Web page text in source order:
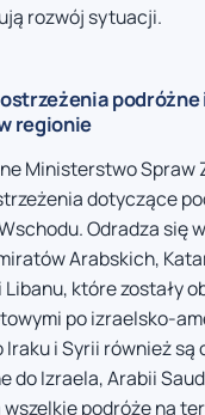
rozwój sytuacji.
regionie
Ministerstwo Spraw
dotyczące
Odradza się
Arabskich,
Libanu, które zostały
po izraelsko-
i Syrii również są
do Izraela, Arabii
wszelkie podróże na